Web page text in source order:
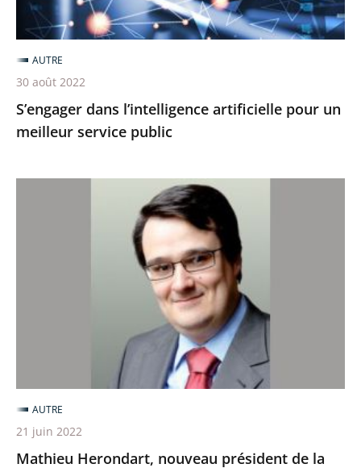
public
S’engager dans l’intelligence artificielle pour un
meilleur service public
AUTRE
30 août 2022
droit
d’asile
Mathieu Herondart, nouveau président de la
AUTRE
21 juin 2022